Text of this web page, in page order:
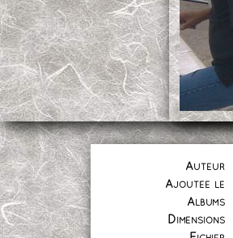
Auteur
Ajoutée le
Albums
Dimensions